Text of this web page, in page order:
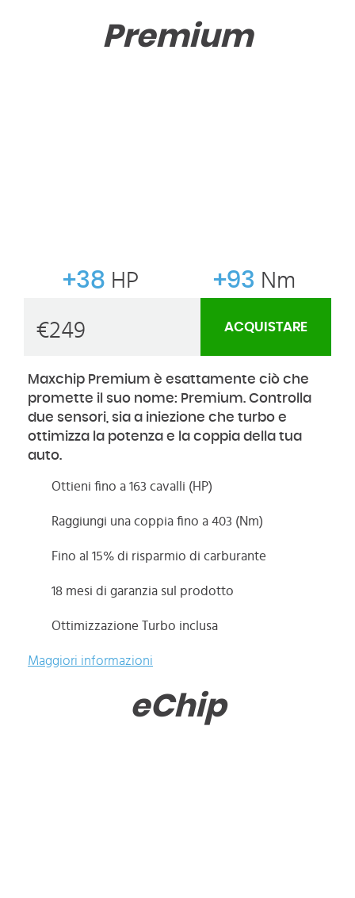
Premium
+38 HP +93 Nm
€249 ACQUISTARE
Maxchip Premium è esattamente ciò che
promette il suo nome: Premium. Controlla
due sensori, sia a iniezione che turbo e
ottimizza la potenza e la coppia della tua
auto.
Ottieni fino a 163 cavalli (HP)
Raggiungi una coppia fino a 403 (Nm)
Fino al 15% di risparmio di carburante
18 mesi di garanzia sul prodotto
Ottimizzazione Turbo inclusa
Maggiori informazioni
eChip